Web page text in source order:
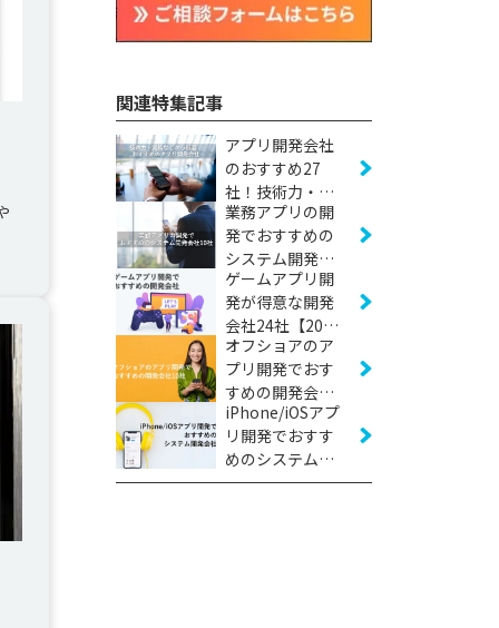
関連特集記事
アプリ開発会社
のおすすめ27
社！技術力・実
績などから厳選
【2026年版】
業務アプリの開
発でおすすめの
システム開発会
社10社【2026年
版】
ゲームアプリ開
発が得意な開発
会社24社【2026
年版】
オフショアのア
プリ開発でおす
すめの開発会社
10社【2026年
版】
iPhone/iOSアプ
リ開発でおすす
めのシステム開
発会社17社